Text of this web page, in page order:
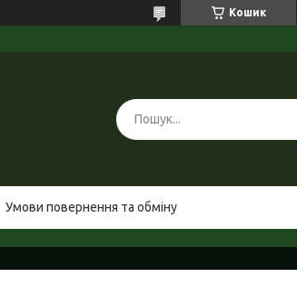
Кошик
Умови повернення та обміну